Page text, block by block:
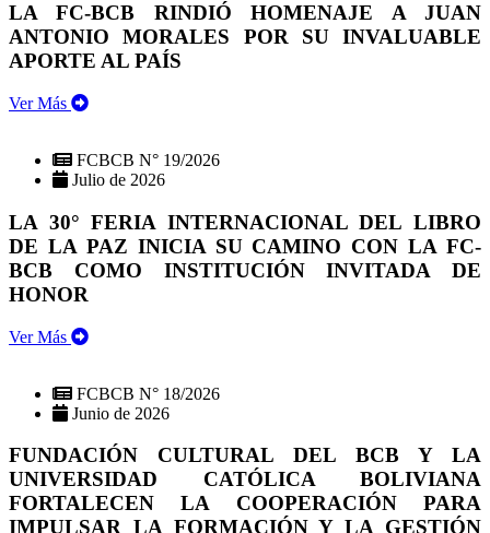
LA FC-BCB RINDIÓ HOMENAJE A JUAN
ANTONIO MORALES POR SU INVALUABLE
APORTE AL PAÍS
Ver Más
FCBCB N° 19/2026
Julio de 2026
LA 30° FERIA INTERNACIONAL DEL LIBRO
DE LA PAZ INICIA SU CAMINO CON LA FC-
BCB COMO INSTITUCIÓN INVITADA DE
HONOR
Ver Más
FCBCB N° 18/2026
Junio de 2026
FUNDACIÓN CULTURAL DEL BCB Y LA
UNIVERSIDAD CATÓLICA BOLIVIANA
FORTALECEN LA COOPERACIÓN PARA
IMPULSAR LA FORMACIÓN Y LA GESTIÓN